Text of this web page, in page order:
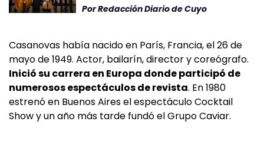
PorRedacción Diario de Cuyo
Casanovas había nacido en París, Francia, el 26 de
mayo de 1949. Actor, bailarín, director y coreógrafo.
Inició su carrera en Europa donde participó de
numerosos espectáculos de revista. En 1980
estrenó en Buenos Aires el espectáculo Cocktail
Show y un año más tarde fundó el Grupo Caviar.